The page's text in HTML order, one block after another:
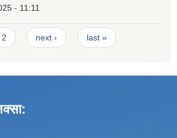
- 11:11
2 next › last »